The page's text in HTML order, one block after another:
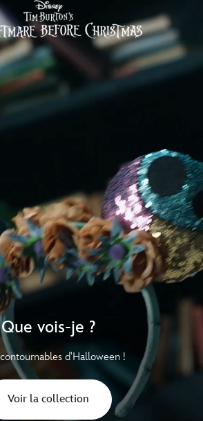
Que vois-je ?
d'Halloween !
Voir la collection